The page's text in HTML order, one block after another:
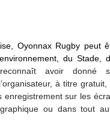
Oyonnax Rugby peut
du Stade,
reconnaît avoir donné
à titre gratuit,
sur les
ou dans tout